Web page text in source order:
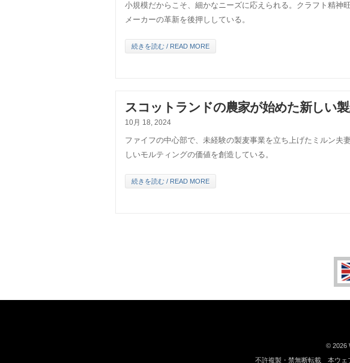
小規模だからこそ、細かなニーズに応えられる。クラフト精神
メーカーの革新を後押ししている。
続きを読む / READ MORE
スコットランドの農家が始めた新しい製
10月 18, 2024
ファイフの中心部で、未経験の製麦事業を立ち上げたミルン夫
しいモルティングの価値を創造している。
続きを読む / READ MORE
© 2026
不許複製・禁無断転載 本ウェ